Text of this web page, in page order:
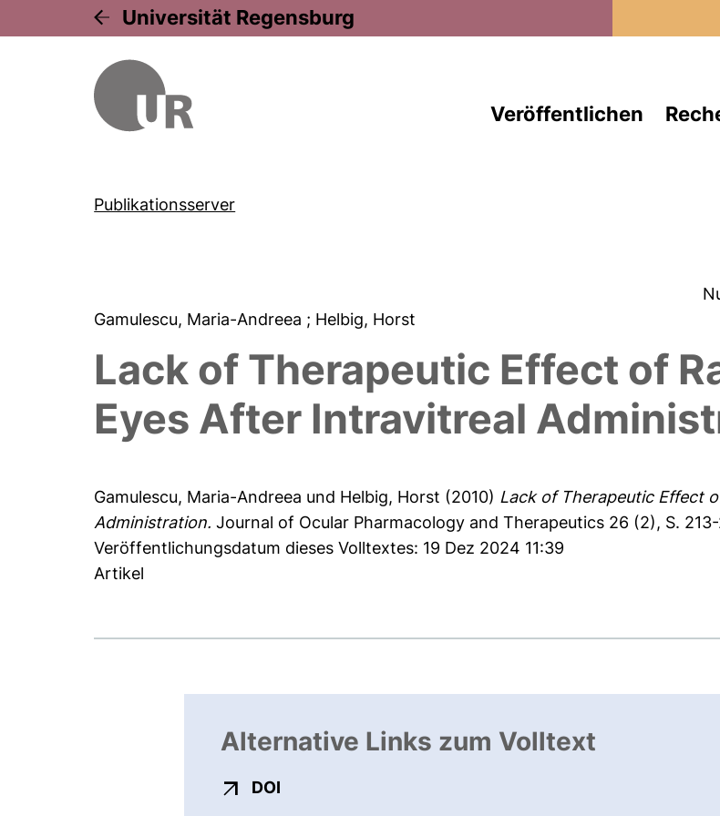
Universität Regensburg
Veröffentlichen
Publikationsserver
Gamulescu, Maria-Andreea ; Helbig, Horst
Lack of Therapeutic Effect of
Eyes After Intravitreal
Gamulescu, Maria-Andreea und Helbig, Horst (2010) Lack of Therapeutic Effect
Administration. Journal of Ocular Pharmacology and Therapeutics 26 (2), S. 213-
Veröffentlichungsdatum dieses Volltextes: 19 Dez 2024 11:39
Artikel
Alternative Links zum Volltext
DOI